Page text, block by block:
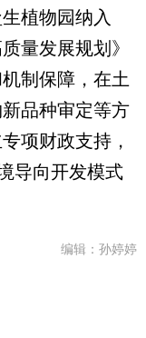
植物园纳入
量发展规划》
制保障，在土
品种审定等方
项财政支持，
导向开发模式
编辑：孙婷婷